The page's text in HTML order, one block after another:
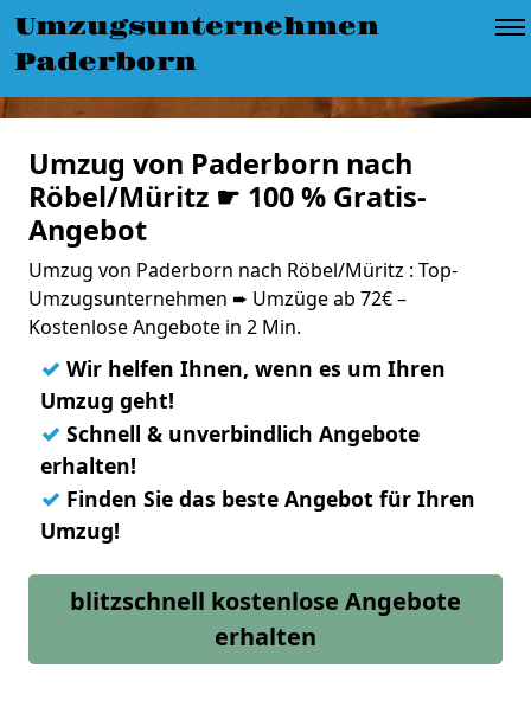
Umzugsunternehmen
Paderborn
Umzug von Paderborn nach
Röbel/Müritz ☛ 100 % Gratis-
Angebot
Umzug von Paderborn nach Röbel/Müritz : Top-
Umzugsunternehmen ➨ Umzüge ab 72€ –
Kostenlose Angebote in 2 Min.
✓ Wir helfen Ihnen, wenn es um Ihren
Umzug geht!
✓ Schnell & unverbindlich Angebote
erhalten!
✓ Finden Sie das beste Angebot für Ihren
Umzug!
blitzschnell kostenlose Angebote
erhalten